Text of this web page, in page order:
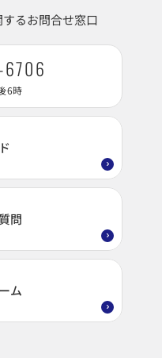
るお問合せ窓口
6時
問
ム